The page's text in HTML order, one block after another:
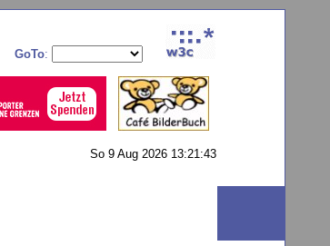
GoTo:
So 9 Aug 2026 13:21:43